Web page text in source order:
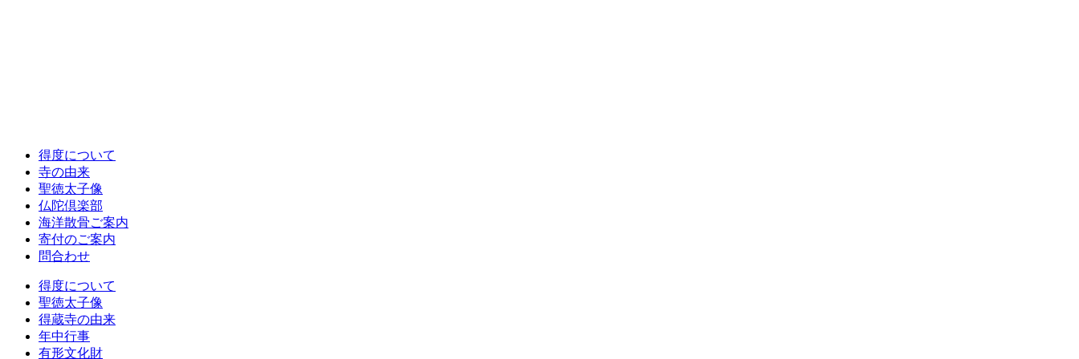
得度について
寺の由来
聖徳太子像
仏陀倶楽部
海洋散骨ご案内
寄付のご案内
問合わせ
得度について
聖徳太子像
得蔵寺の由来
年中行事
有形文化財